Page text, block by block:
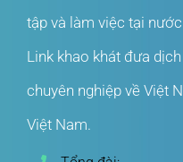
tập và làm việc tại
Link khao khát đưa
chuyên nghiệp về Việt
Việt Nam.